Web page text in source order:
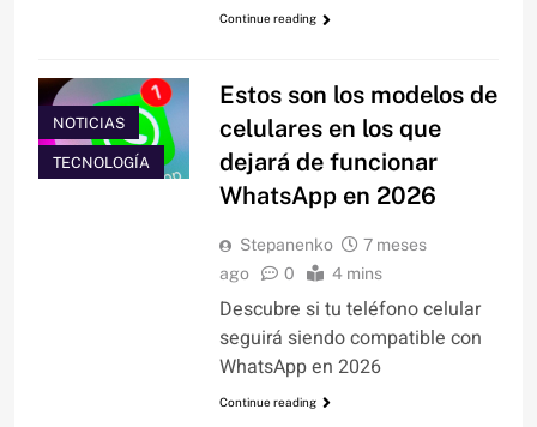
Continue reading
NOTICIAS
TECNOLOGÍA
Estos son los modelos de
celulares en los que
dejará de funcionar
WhatsApp en 2026
Stepanenko
7 meses
ago
0 4 mins
Descubre si tu teléfono celular
seguirá siendo compatible con
WhatsApp en 2026
Continue reading